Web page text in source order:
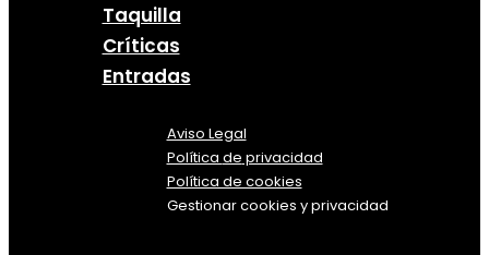
Taquilla
Críticas
Entradas
Aviso Legal
Política de privacidad
Política de cookies
Gestionar cookies y privacidad